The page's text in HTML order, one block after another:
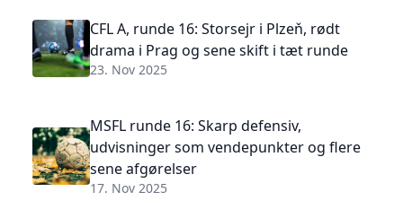
CFL A, runde 16: Storsejr i Plzeň, rødt
drama i Prag og sene skift i tæt runde
23. Nov 2025
MSFL runde 16: Skarp defensiv,
udvisninger som vendepunkter og flere
sene afgørelser
17. Nov 2025